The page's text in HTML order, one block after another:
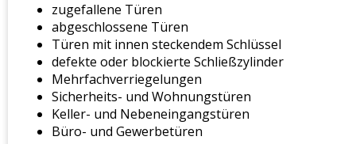
zugefallene Türen
abgeschlossene Türen
Türen mit innen steckendem Schlüssel
defekte oder blockierte Schließzylinder
Mehrfachverriegelungen
Sicherheits- und Wohnungstüren
Keller- und Nebeneingangstüren
Büro- und Gewerbetüren